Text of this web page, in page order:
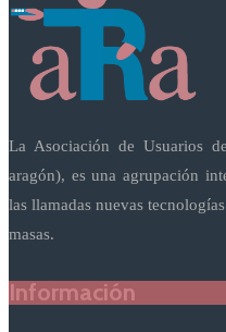
La Asociación de Usuarios
aragón), es una agrupación
las llamadas nuevas
masas.
Información